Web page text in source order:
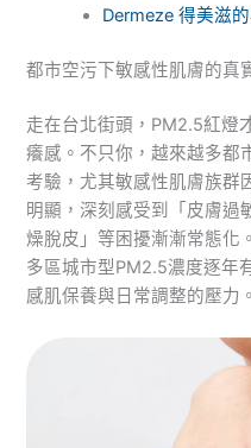
Dermeze 得美滋
都市空污下敏感性肌膚的真
走在台北街頭，PM2.5紅燈
癢感。不只你，越來越多都
考驗，尤其敏感性肌膚族群
明顯，深刻感受到「皮膚過
燥脫皮」等困擾漸漸常態化
多區城市型PM2.5濃度逐年
感肌保養與日常調整的壓力。